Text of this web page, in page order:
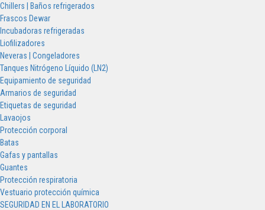
Chillers | Baños refrigerados
Frascos Dewar
Incubadoras refrigeradas
Liofilizadores
Neveras | Congeladores
Tanques Nitrógeno Líquido (LN2)
Equipamiento de seguridad
Armarios de seguridad
Etiquetas de seguridad
Lavaojos
Protección corporal
Batas
Gafas y pantallas
Guantes
Protección respiratoria
Vestuario protección química
SEGURIDAD EN EL LABORATORIO